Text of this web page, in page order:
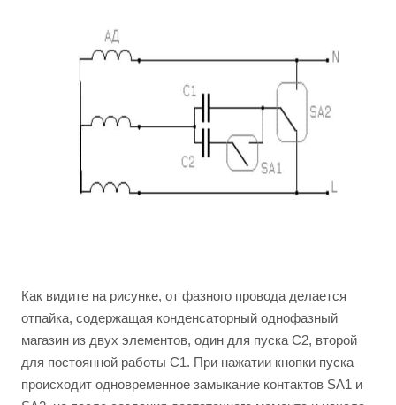
Как видите на рисунке, от фазного провода делается
отпайка, содержащая конденсаторный однофазный
магазин из двух элементов, один для пуска C2, второй
для постоянной работы C1. При нажатии кнопки пуска
происходит одновременное замыкание контактов SA1 и